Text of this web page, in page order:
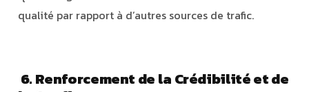
qualité par rapport à d’autres sources de trafic.
6. Renforcement de la Crédibilité et de